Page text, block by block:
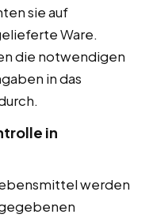
sie auf
Ware.
die notwendigen
in das
in
werden